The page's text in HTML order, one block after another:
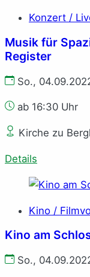
Konzert /
Musik für
Register
So.,
ab 16:30 Uhr
Kirche zu
Details
Kino /
Kino am
So.,